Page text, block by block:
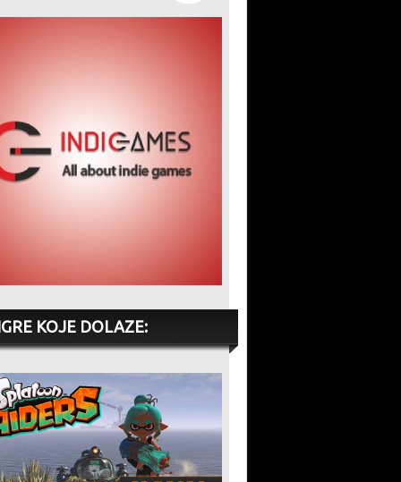
KOJE DOLAZE: